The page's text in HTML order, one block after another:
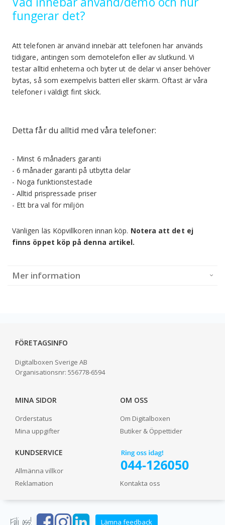
fungerar det?
Att telefonen är använd innebär att telefonen har används
tidigare, antingen som demotelefon eller av slutkund. Vi
testar alltid enheterna och byter ut de delar vi anser behöver
bytas, så som exempelvis batteri eller skärm. Oftast är våra
telefoner i väldigt fint skick.
Detta får du alltid med våra telefoner:
- Minst 6 månaders garanti
- 6 månader garanti på utbytta delar
- Noga funktionstestade
- Alltid prispressade priser
- Ett bra val för miljön
Vänligen läs Köpvillkoren innan köp. Notera att det ej
finns öppet köp på denna artikel.
Mer information
FÖRETAGSINFO
Digitalboxen Sverige AB
Organisationsnr: 556778-6594
MINA SIDOR
Orderstatus
Mina uppgifter
OM OSS
Om Digitalboxen
Butiker & Öppettider
KUNDSERVICE
Allmänna villkor
Reklamation
Kontakta oss
Följ oss! Lämna feedback